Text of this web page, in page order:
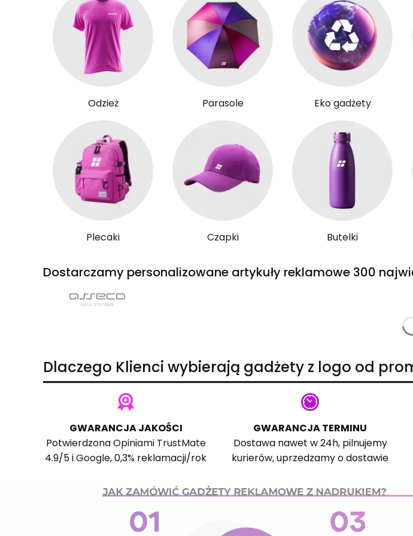
Odzież Parasole Eko gadżety
Plecaki Czapki Butelki
Dostarczamy personalizowane artykuły reklamowe 300
Dlaczego Klienci wybierają gadżety z logo od
GWARANCJA JAKOŚCI
PotwierdzonaOpiniami TrustMate
4.9/5 iGoogle, 0,3% reklamacji/rok
GWARANCJA TERMINU
Dostawa nawet w 24h, pilnujemy
kurierów, uprzedzamy o dostawie